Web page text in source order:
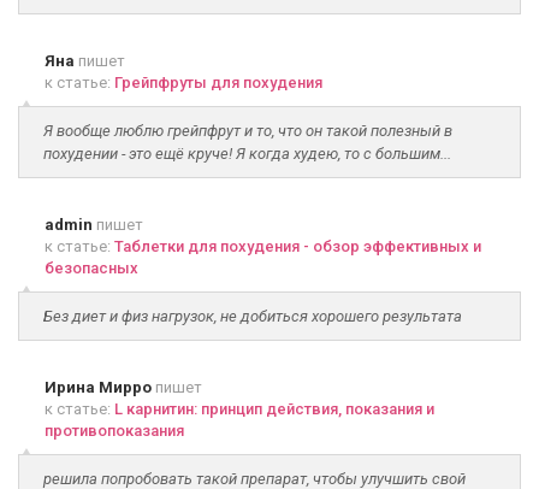
Яна пишет
к статье: Грейпфруты для похудения
Я вообще люблю грейпфрут и то, что он такой полезный в
похудении - это ещё круче! Я когда худею, то с большим...
admin пишет
к статье: Таблетки для похудения - обзор эффективных и
безопасных
Без диет и физ нагрузок, не добиться хорошего результата
Ирина Мирро пишет
к статье: L карнитин: принцип действия, показания и
противопоказания
решила попробовать такой препарат, чтобы улучшить свой